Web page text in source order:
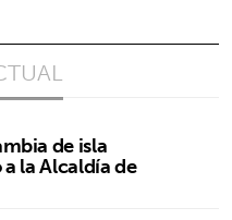
de isla
la Alcaldía de